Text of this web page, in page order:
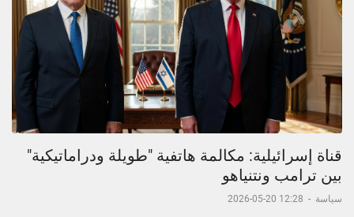
قناة إسرائيلية: مكالمة هاتفية "طويلة ودراماتيكية"
بين ترامب ونتنياهو
سياسة -
12:28 20-05-2026